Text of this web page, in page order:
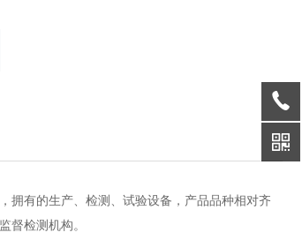
拥有的生产、检测、试验设备，产品品种相对齐
督检测机构。